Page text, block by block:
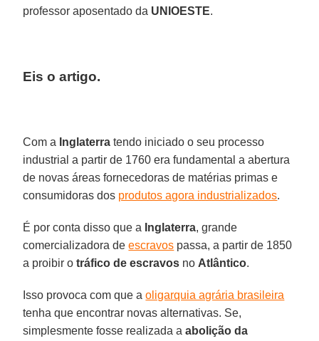
professor aposentado da UNIOESTE.
Eis o artigo.
Com a Inglaterra tendo iniciado o seu processo
industrial a partir de 1760 era fundamental a abertura
de novas áreas fornecedoras de matérias primas e
consumidoras dos produtos agora industrializados.
É por conta disso que a Inglaterra, grande
comercializadora deescravos passa, a partir de 1850
a proibir otráfico de escravos no Atlântico.
Isso provoca com que aoligarquia agrária brasileira
tenha que encontrar novas alternativas. Se,
simplesmente fosse realizada aabolição da